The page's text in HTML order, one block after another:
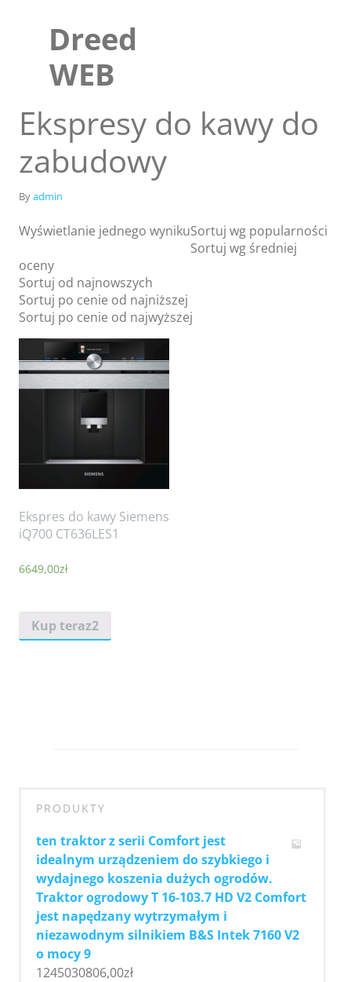
Dreed
WEB
Sklep
Blog
Ekspresy do kawy do
zabudowy
Byadmin
Wyświetlanie jednego wynikuSortuj wg popularności
Sortuj wg średniej
oceny
Sortuj od najnowszych
Sortuj po cenie od najniższej
Sortuj po cenie od najwyższej
Ekspres do kawy Siemens
iQ700 CT636LES1
6649,00zł
Kup teraz2
PRODUKTY
ten traktor z serii Comfort jest
idealnym urządzeniem do szybkiego i
wydajnego koszenia dużych ogrodów.
Traktor ogrodowy T 16-103.7 HD V2 Comfort
jest napędzany wytrzymałym i
niezawodnym silnikiem B&S Intek 7160 V2
o mocy 9
1245030806,00zł